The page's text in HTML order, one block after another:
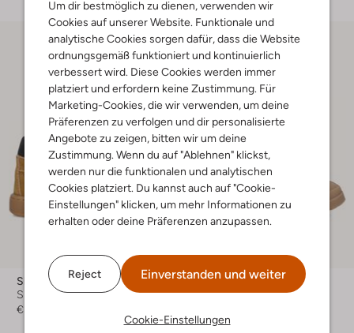
Um dir bestmöglich zu dienen, verwenden wir
Cookies auf unserer Website. Funktionale und
analytische Cookies sorgen dafür, dass die Website
ordnungsgemäß funktioniert und kontinuierlich
verbessert wird. Diese Cookies werden immer
platziert und erfordern keine Zustimmung. Für
Marketing-Cookies, die wir verwenden, um deine
Präferenzen zu verfolgen und dir personalisierte
Angebote zu zeigen, bitten wir um deine
Zustimmung. Wenn du auf "Ablehnen" klickst,
werden nur die funktionalen und analytischen
Cookies platziert. Du kannst auch auf "Cookie-
Einstellungen" klicken, um mehr Informationen zu
erhalten oder deine Präferenzen anzupassen.
Reject Einverstanden und weiter
Cookie-Einstellungen
Shoesme
Sneaker High
€ 64,95
-40%
Shoesme
Sneaker High